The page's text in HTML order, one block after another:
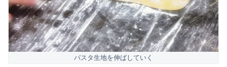
パスタ生地を伸ばしていく